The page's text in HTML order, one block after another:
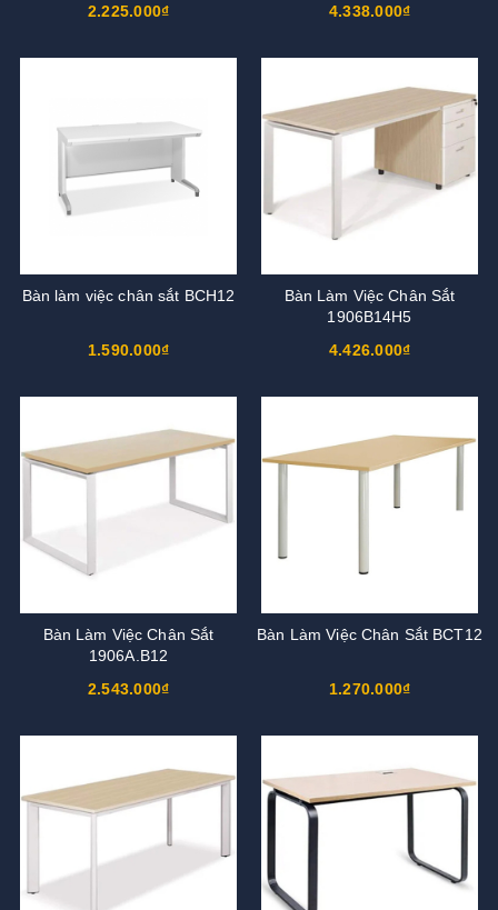
2.225.000₫
4.338.000₫
Bàn làm việc chân sắt BCH12
1.590.000₫
Bàn Làm Việc Chân Sắt
1906B14H5
4.426.000₫
Bàn Làm Việc Chân Sắt
1906A.B12
2.543.000₫
Bàn Làm Việc Chân Sắt BCT12
1.270.000₫